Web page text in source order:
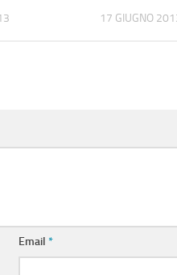
17 GIUGNO
Email *